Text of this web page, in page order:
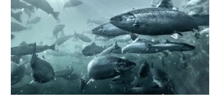
Noticias